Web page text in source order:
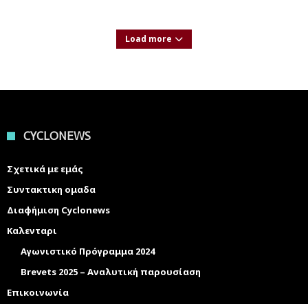
Load more
CYCLONEWS
Σχετικά με εμάς
Συντακτικη ομαδα
Διαφήμιση Cyclonews
Καλενταρι
Αγωνιστικό Πρόγραμμα 2024
Brevets 2025 – Αναλυτική παρουσίαση
Επικοινωνία